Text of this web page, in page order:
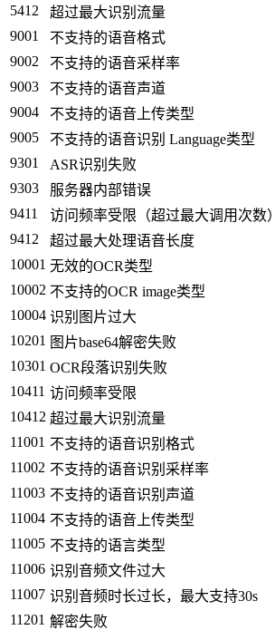
5412
超过最大识别流量
9001
不支持的语音格式
9002
不支持的语音采样率
9003
不支持的语音声道
9004
不支持的语音上传类型
9005
不支持的语音识别 Language类型
9301
ASR识别失败
9303
服务器内部错误
9411
访问频率受限（超过最大调用次数）
9412
超过最大处理语音长度
10001 无效的OCR类型
10002 不支持的OCR image类型
10004 识别图片过大
10201 图片base64解密失败
10301 OCR段落识别失败
10411 访问频率受限
10412 超过最大识别流量
11001 不支持的语音识别格式
11002 不支持的语音识别采样率
11003 不支持的语音识别声道
11004 不支持的语音上传类型
11005 不支持的语言类型
11006 识别音频文件过大
11007 识别音频时长过长，最大支持30s
11201 解密失败